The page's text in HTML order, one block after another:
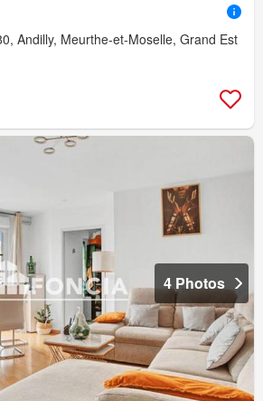
Andilly, Meurthe-et-Moselle, Grand Est
4 Photos